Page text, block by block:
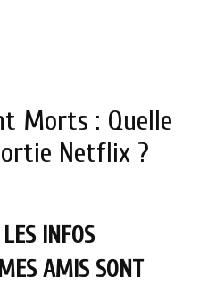
Morts : Quelle
Netflix ?
INFOS
AMIS SONT